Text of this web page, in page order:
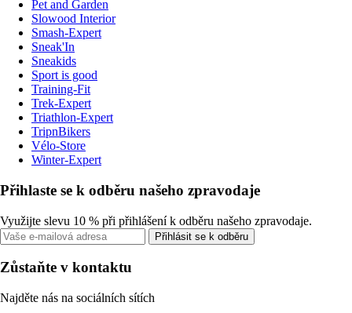
Pet and Garden
Slowood Interior
Smash-Expert
Sneak'In
Sneakids
Sport is good
Training-Fit
Trek-Expert
Triathlon-Expert
TripnBikers
Vélo-Store
Winter-Expert
Přihlaste se k odběru našeho zpravodaje
Využijte slevu 10 % při přihlášení k odběru našeho zpravodaje.
Přihlásit se k odběru
Zůstaňte v kontaktu
Najděte nás na sociálních sítích